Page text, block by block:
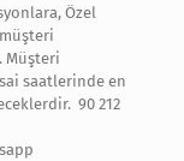
Özel
Müşteri
saatlerinde en
90 212